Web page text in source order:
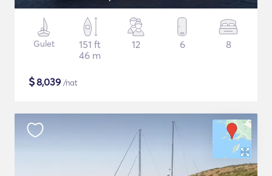
Gulet
151 ft
46 m
12 6 8
$8,039 /nat